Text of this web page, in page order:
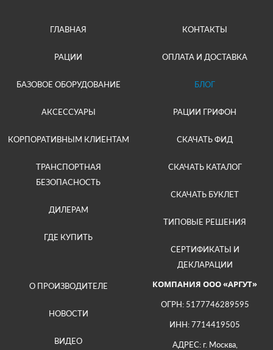
ГЛАВНАЯ
РАЦИИ
БАЗОВОЕ ОБОРУДОВАНИЕ
АКСЕССУАРЫ
КОРПОРАТИВНЫМ КЛИЕНТАМ
ТРАНСПОРТНАЯ
БЕЗОПАСНОСТЬ
ДИЛЕРАМ
ГДЕ КУПИТЬ
КОНТАКТЫ
ОПЛАТА И ДОСТАВКА
БЛОГ
РАЦИИ ГРИФОН
СКАЧАТЬ ФИД
СКАЧАТЬ КАТАЛОГ
СКАЧАТЬ БУКЛЕТ
ТИПОВЫЕ РЕШЕНИЯ
СЕРТИФИКАТЫ И
ДЕКЛАРАЦИИ
О ПРОИЗВОДИТЕЛЕ
НОВОСТИ
ВИДЕО
КОМПАНИЯ ООО «АРГУТ»
ОГРН: 5177746289595
ИНН: 7714419505
АДРЕС: г. Москва,